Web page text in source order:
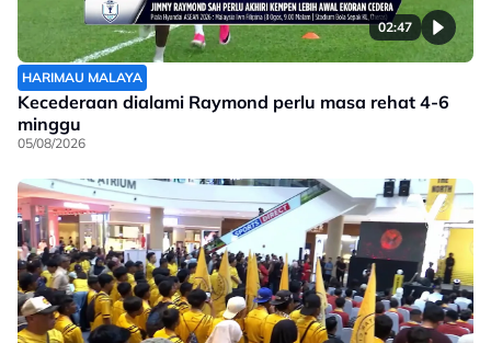
02:47
HARIMAU MALAYA
Kecederaan dialami Raymond perlu masa rehat 4-6
minggu
05/08/2026